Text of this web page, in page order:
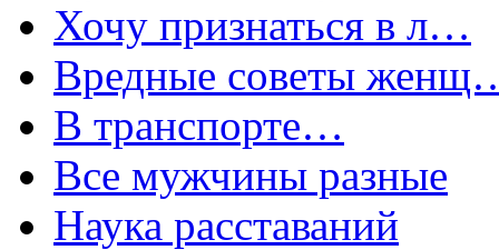
Хочу признаться в л…
Вредные советы
В транспорте…
Все мужчины разные
Наука расставаний